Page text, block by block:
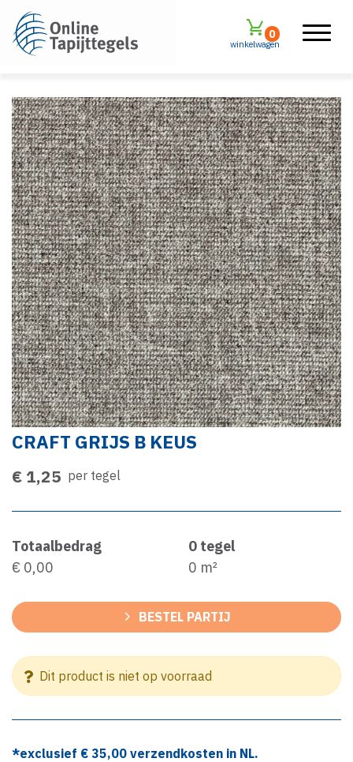
winkelwagen
0
CRAFT GRIJS B KEUS
€ 1,25 per tegel
Totaalbedrag
€ 0,00
0 tegel
0 m²
BESTEL PARTIJ
Dit product is niet op voorraad
*exclusief € 35,00 verzendkosten in NL.